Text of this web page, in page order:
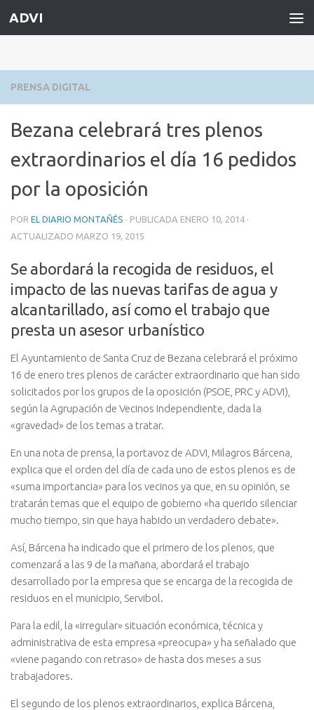
Saltar al contenido
ADVI
PRENSA DIGITAL
Bezana celebrará tres plenos
extraordinarios el día 16 pedidos
por la oposición
POR EL DIARIO MONTAÑÉS · PUBLICADA ENERO 10, 2014 ·
ACTUALIZADO MARZO 19, 2015
Se abordará la recogida de residuos, el
impacto de las nuevas tarifas de agua y
alcantarillado, así como el trabajo que
presta un asesor urbanístico
El Ayuntamiento de Santa Cruz de Bezana celebrará el próximo
16 de enero tres plenos de carácter extraordinario que han sido
solicitados por los grupos de la oposición (PSOE, PRC y ADVI),
según la Agrupación de Vecinos Independiente, dada la
«gravedad» de los temas a tratar.
En una nota de prensa, la portavoz de ADVI, Milagros Bárcena,
explica que el orden del día de cada uno de estos plenos es de
«suma importancia» para los vecinos ya que, en su opinión, se
tratarán temas que el equipo de gobierno «ha querido silenciar
mucho tiempo, sin que haya habido un verdadero debate».
Así, Bárcena ha indicado que el primero de los plenos, que
comenzará a las 9 de la mañana, abordará el trabajo
desarrollado por la empresa que se encarga de la recogida de
residuos en el municipio, Servibol.
Para la edil, la «irregular» situación económica, técnica y
administrativa de esta empresa «preocupa» y ha señalado que
«viene pagando con retraso» de hasta dos meses a sus
trabajadores.
El segundo de los plenos extraordinarios, explica Bárcena,